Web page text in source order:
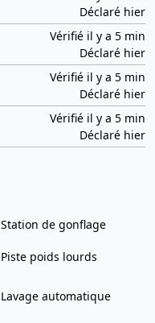
Déclaré hier
Vérifié il y a 5 min
Déclaré hier
Vérifié il y a 5 min
Déclaré hier
Vérifié il y a 5 min
Déclaré hier
Station de gonflage
Piste poids lourds
Lavage automatique